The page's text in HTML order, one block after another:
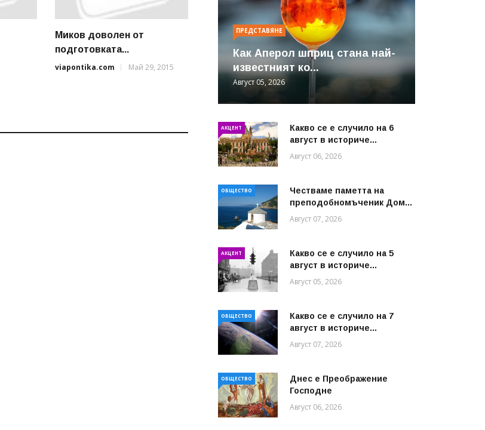
Миков доволен от
подготовката...
viapontika.com
Май 29, 2015
ПРЕДСТАВЯНЕ
Как Аперол шприц стана най-
известният ко...
Август 05, 2026
АКЦЕНТ
Какво се е случило на 6
август в историче...
Август 06, 2026
ОБЩЕСТВО
Честваме паметта на
преподобномъченик Дом...
Август 07, 2026
АКЦЕНТ
Какво се е случило на 5
август в историче...
Август 05, 2026
ОБЩЕСТВО
Какво се е случило на 7
август в историче...
Август 07, 2026
ОБЩЕСТВО
Днес е Преображение
Господне
Август 06, 2026